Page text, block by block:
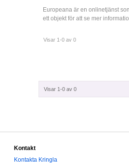
Europeana är en onlinetjänst
ett objekt för att se mer
Visar 1-0 av 0
Visar 1-0 av 0
Kontakt
Kontakta Kringla